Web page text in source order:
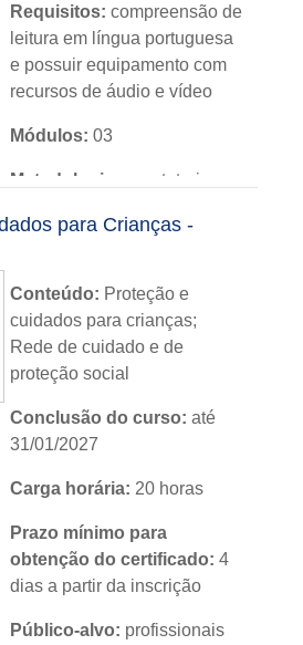
Requisitos: compreensão de
leitura em língua portuguesa
e possuir equipamento com
recursos de áudio e vídeo
Módulos: 03
Metodologia: sem tutoria
Instituição: IFRS
Idioma:português
para Crianças -
Conteúdo: Proteção e
cuidados para crianças;
Rede de cuidado e de
proteção social
Conclusão do curso: até
31/01/2027
Carga horária: 20 horas
Prazo mínimo para
obtenção do certificado: 4
dias a partir da inscrição
Público-alvo: profissionais